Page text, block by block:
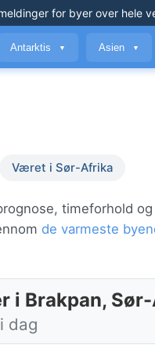
for byer over hele
Antarktis ▼ Asien ▼
Været i Sør-Afrika
timeforhold
de varmeste
i Brakpan,
dag